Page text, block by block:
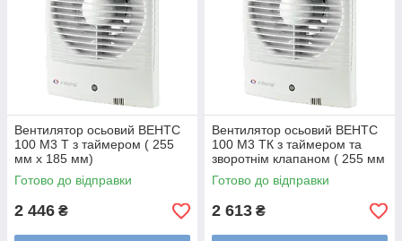
Вентилятор осьовий ВЕНТС
100 М3 Т з таймером ( 255
мм х 185 мм)
Готово до відправки
2 446 ₴
Вентилятор осьовий ВЕНТС
100 М3 ТК з таймером та
зворотнім клапаном ( 255 мм
х 185 мм)
Готово до відправки
2 613 ₴